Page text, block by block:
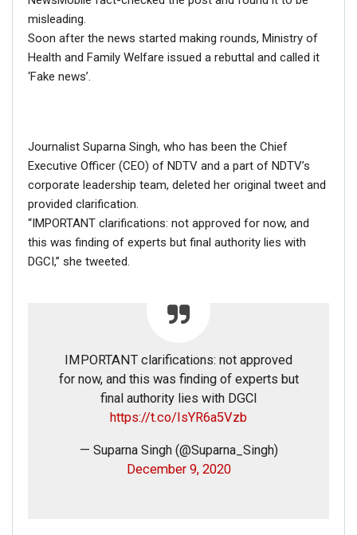
misleading.
Soon after the news started making rounds, Ministry of
Health and Family Welfare issued a rebuttal and called it
‘Fake news’.
Journalist Suparna Singh, who has been the Chief
Executive Officer (CEO) of NDTV and a part of NDTV’s
corporate leadership team, deleted her original tweet and
provided clarification.
“IMPORTANT clarifications: not approved for now, and
this was finding of experts but final authority lies with
DGCI,” she tweeted.
IMPORTANT clarifications: not approved
for now, and this was finding of experts but
final authority lies with DGCI
https://t.co/IsYR6a5Vzb
— Suparna Singh (@Suparna_Singh)
December 9, 2020